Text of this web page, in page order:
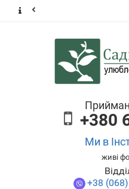
+380
Ми в
живі
+38